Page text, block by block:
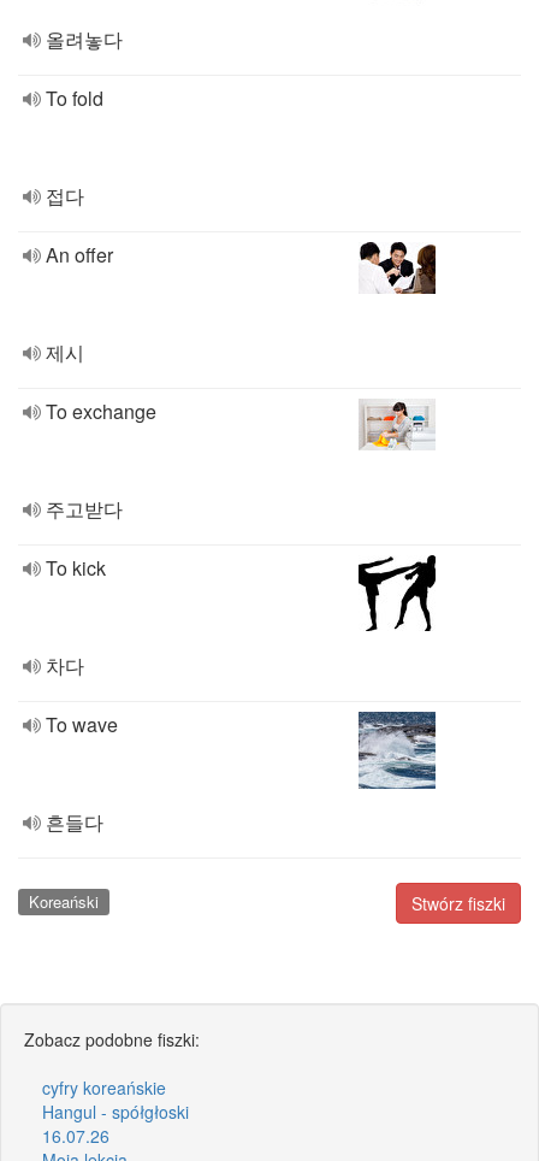
올려놓다
To fold
접다
An offer
제시
To exchange
주고받다
To kick
차다
To wave
흔들다
Stwórz fiszki
Koreański
Zobacz podobne fiszki:
cyfry koreańskie
Hangul - spółgłoski
16.07.26